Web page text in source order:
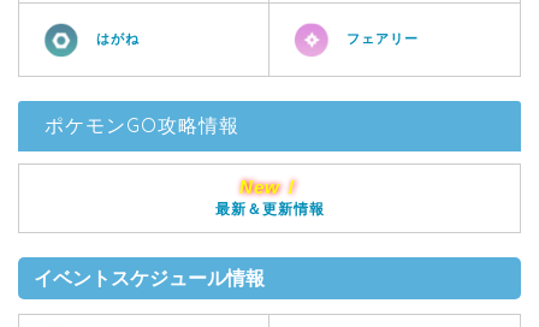
はがね フェアリー
ポケモンGO攻略情報
New！
最新＆更新情報
イベントスケジュール情報